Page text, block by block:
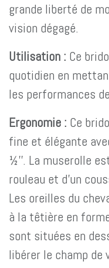
grande liberté de
vision dégagé.
Utilisation : Ce
quotidien en
les performances
Ergonomie : Ce
fine et élégante
½''. La muserolle
rouleau et d'un
Les oreilles du
à la têtière en
sont situées en
libérer le champ de